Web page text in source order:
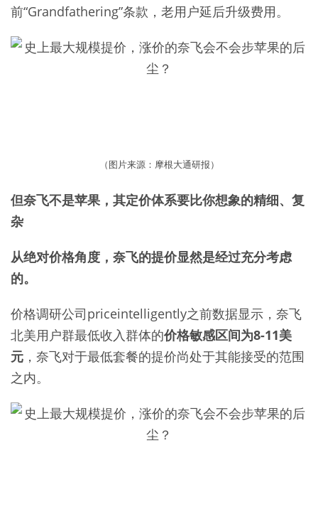
前“Grandfathering”条款，老用户延后升级费用。
（图片来源：摩根大通研报）
但奈飞不是苹果，其定价体系要比你想象的精细、复
杂
从绝对价格角度，奈飞的提价显然是经过充分考虑
的。
价格调研公司priceintelligently之前数据显示，奈飞
北美用户群最低收入群体的价格敏感区间为8-11美
元 ，奈飞对于最低套餐的提价尚处于其能接受的范围
之内。